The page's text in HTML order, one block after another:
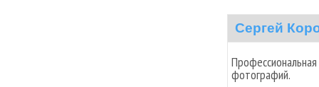
Сергей
фотографий.